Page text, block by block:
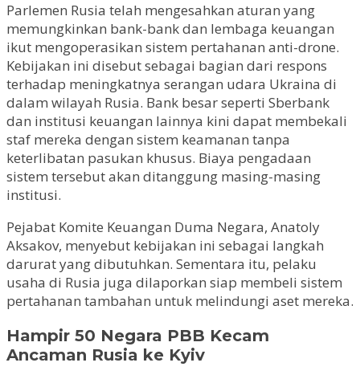
Parlemen Rusia telah mengesahkan aturan yang
memungkinkan bank-bank dan lembaga keuangan
ikut mengoperasikan sistem pertahanan anti-drone.
Kebijakan ini disebut sebagai bagian dari respons
terhadap meningkatnya serangan udara Ukraina di
dalam wilayah Rusia. Bank besar seperti Sberbank
dan institusi keuangan lainnya kini dapat membekali
staf mereka dengan sistem keamanan tanpa
keterlibatan pasukan khusus. Biaya pengadaan
sistem tersebut akan ditanggung masing-masing
institusi.
Pejabat Komite Keuangan Duma Negara, Anatoly
Aksakov, menyebut kebijakan ini sebagai langkah
darurat yang dibutuhkan. Sementara itu, pelaku
usaha di Rusia juga dilaporkan siap membeli sistem
pertahanan tambahan untuk melindungi aset mereka.
Hampir 50 Negara PBB Kecam
Ancaman Rusia ke Kyiv